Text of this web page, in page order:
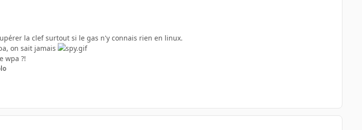
la clef surtout si le gas n'y connais rien en linux.
on sait jamais
wpa ?!